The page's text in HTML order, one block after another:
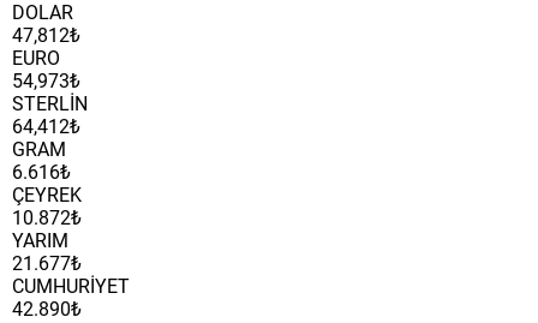
DOLAR
47,812₺
EURO
54,973₺
STERLİN
64,412₺
GRAM
6.616₺
ÇEYREK
10.872₺
YARIM
21.677₺
CUMHURİYET
42.890₺